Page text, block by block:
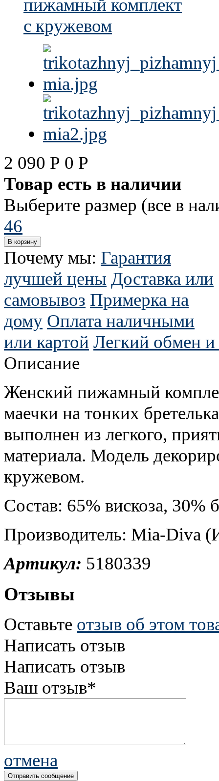
2 090 Р 0 Р
Товар есть в наличии
Выберите размер (все в
46
Почему мы: Гарантия
лучшей цены Доставка или
самовывоз Примерка на
дому Оплата наличными
или картой Легкий обмен и
Описание
Женский пижамный
маечки на тонких
выполнен из легкого,
материала. Модель
кружевом.
Состав: 65% вискоза, 30%
Производитель: Mia-Diva
Артикул: 5180339
Отзывы
Оставьте отзыв об этом
Написать отзыв
Написать отзыв
Ваш отзыв*
отмена